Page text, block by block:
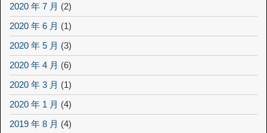
2020 年 7 月 (2)
2020 年 6 月 (1)
2020 年 5 月 (3)
2020 年 4 月 (6)
2020 年 3 月 (1)
2020 年 1 月 (4)
2019 年 8 月 (4)